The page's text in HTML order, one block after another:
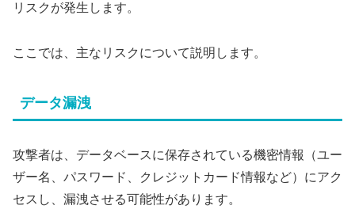
リスクが発生します。
ここでは、主なリスクについて説明します。
データ漏洩
攻撃者は、データベースに保存されている機密情報（ユー
ザー名、パスワード、クレジットカード情報など）にアク
セスし、漏洩させる可能性があります。